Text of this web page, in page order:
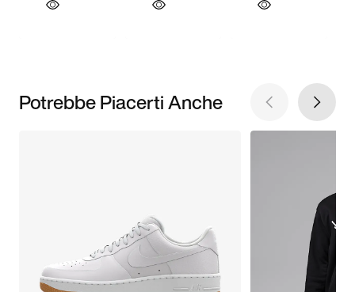
Potrebbe Piacerti Anche